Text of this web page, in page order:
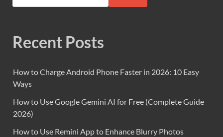
Recent Posts
How to Charge Android Phone Faster in 2026: 10 Easy
Ways
How to Use Google Gemini AI for Free (Complete Guide
2026)
How to Use Remini App to Enhance Blurry Photos